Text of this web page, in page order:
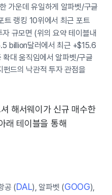
가운데 유일하게 알파벳/구글
트 랭킹 10위에서 최근 포트
규모면 (위의 요약 테이블내
billion달러에서 최근 +$15.6
대 움직임에서 알파벳/구글
드의 낙관적 투자 관점을
해서웨이가 신규 매수한
래 테이블을 통해
공 (DAL), 알파벳 (GOOG),